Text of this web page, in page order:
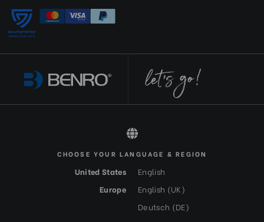
All rights reserved 2026 © Benro FR-EUR
CHOOSE YOUR LANGUAGE & REGION
United States
English
Europe
English (UK)
Deutsch (DE)